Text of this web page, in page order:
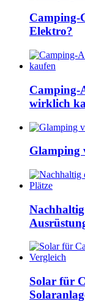
Camping-
Elektro?
Camping-
wirklich
Glamping
Solar für